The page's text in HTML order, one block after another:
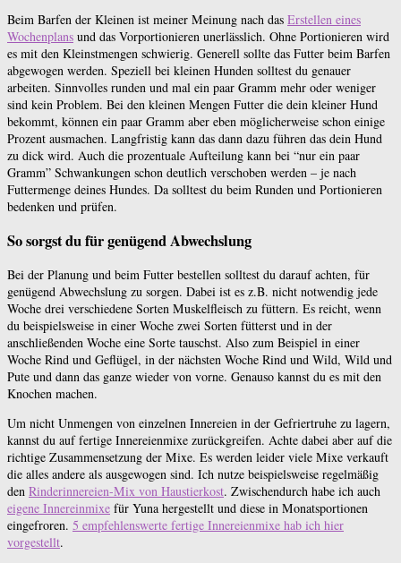
Beim Barfen der Kleinen ist meiner Meinung nach das Erstellen eines
Wochenplans und das Vorportionieren unerlässlich. Ohne Portionieren wird
es mit den Kleinstmengen schwierig. Generell sollte das Futter beim Barfen
abgewogen werden. Speziell bei kleinen Hunden solltest du genauer
arbeiten. Sinnvolles runden und mal ein paar Gramm mehr oder weniger
sind kein Problem. Bei den kleinen Mengen Futter die dein kleiner Hund
bekommt, können ein paar Gramm aber eben möglicherweise schon einige
Prozent ausmachen. Langfristig kann das dann dazu führen das dein Hund
zu dick wird. Auch die prozentuale Aufteilung kann bei “nur ein paar
Gramm” Schwankungen schon deutlich verschoben werden – je nach
Futtermenge deines Hundes. Da solltest du beim Runden und Portionieren
bedenken und prüfen.
So sorgst du für genügend Abwechslung
Bei der Planung und beim Futter bestellen solltest du darauf achten, für
genügend Abwechslung zu sorgen. Dabei ist es z.B. nicht notwendig jede
Woche drei verschiedene Sorten Muskelfleisch zu füttern. Es reicht, wenn
du beispielsweise in einer Woche zwei Sorten fütterst und in der
anschließenden Woche eine Sorte tauschst. Also zum Beispiel in einer
Woche Rind und Geflügel, in der nächsten Woche Rind und Wild, Wild und
Pute und dann das ganze wieder von vorne. Genauso kannst du es mit den
Knochen machen.
Um nicht Unmengen von einzelnen Innereien in der Gefriertruhe zu lagern,
kannst du auf fertige Innereienmixe zurückgreifen. Achte dabei aber auf die
richtige Zusammensetzung der Mixe. Es werden leider viele Mixe verkauft
die alles andere als ausgewogen sind. Ich nutze beispielsweise regelmäßig
den Rinderinnereien-Mix von Haustierkost. Zwischendurch habe ich auch
eigene Innereinmixe für Yuna hergestellt und diese in Monatsportionen
eingefroren. 5 empfehlenswerte fertige Innereienmixe hab ich hier
vorgestellt.